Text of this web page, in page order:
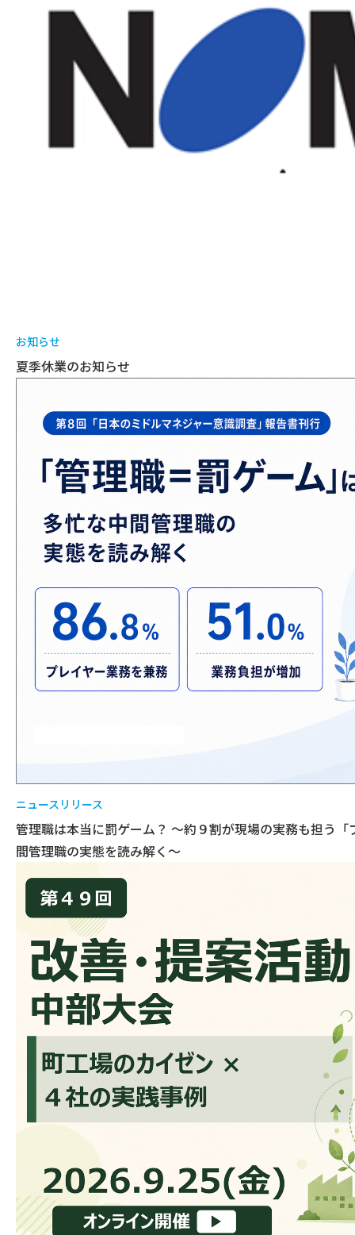
お知らせ
夏季休業のお知らせ
ニュースリリース
管理職は本当に罰ゲーム？ ～約９割が現場の実務も担う
間管理職の実態を読み解く～